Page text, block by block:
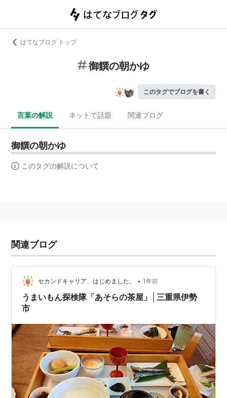
はてなブログ トップ
御饌の朝かゆ
このタグでブログを書く
言葉の解説 ネットで話題 関連ブログ
御饌の朝かゆ
このタグの解説について
関連ブログ
セカンドキャリア、はじめました。 • 1年前
うまいもん探検隊「あそらの茶屋」│三重県伊勢
市